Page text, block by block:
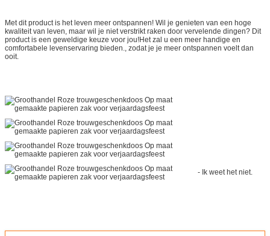
Met dit product is het leven meer ontspannen! Wil je genieten van een hoge
kwaliteit van leven, maar wil je niet verstrikt raken door vervelende dingen? Dit
product is een geweldige keuze voor jou!Het zal u een meer handige en
comfortabele levenservaring bieden., zodat je je meer ontspannen voelt dan
ooit.
- Ik weet het niet.